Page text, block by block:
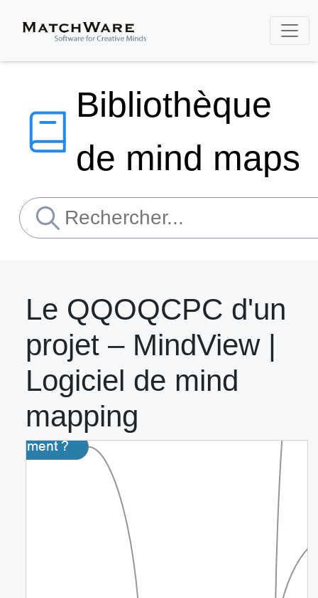
Bibliothèque
de mind maps
Le QQOQCPC d'un
projet – MindView |
Logiciel de mind
mapping